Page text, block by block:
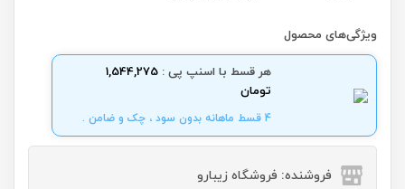
ویژگی‌های محصول
هر قسط با اسنپ پی : 1,544,275
تومان
4 قسط ماهانه بدون سود ، چک و ضامن .
فروشنده: فروشگاه زیبارو